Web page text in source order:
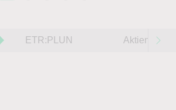
ETR:PLUN Aktien im